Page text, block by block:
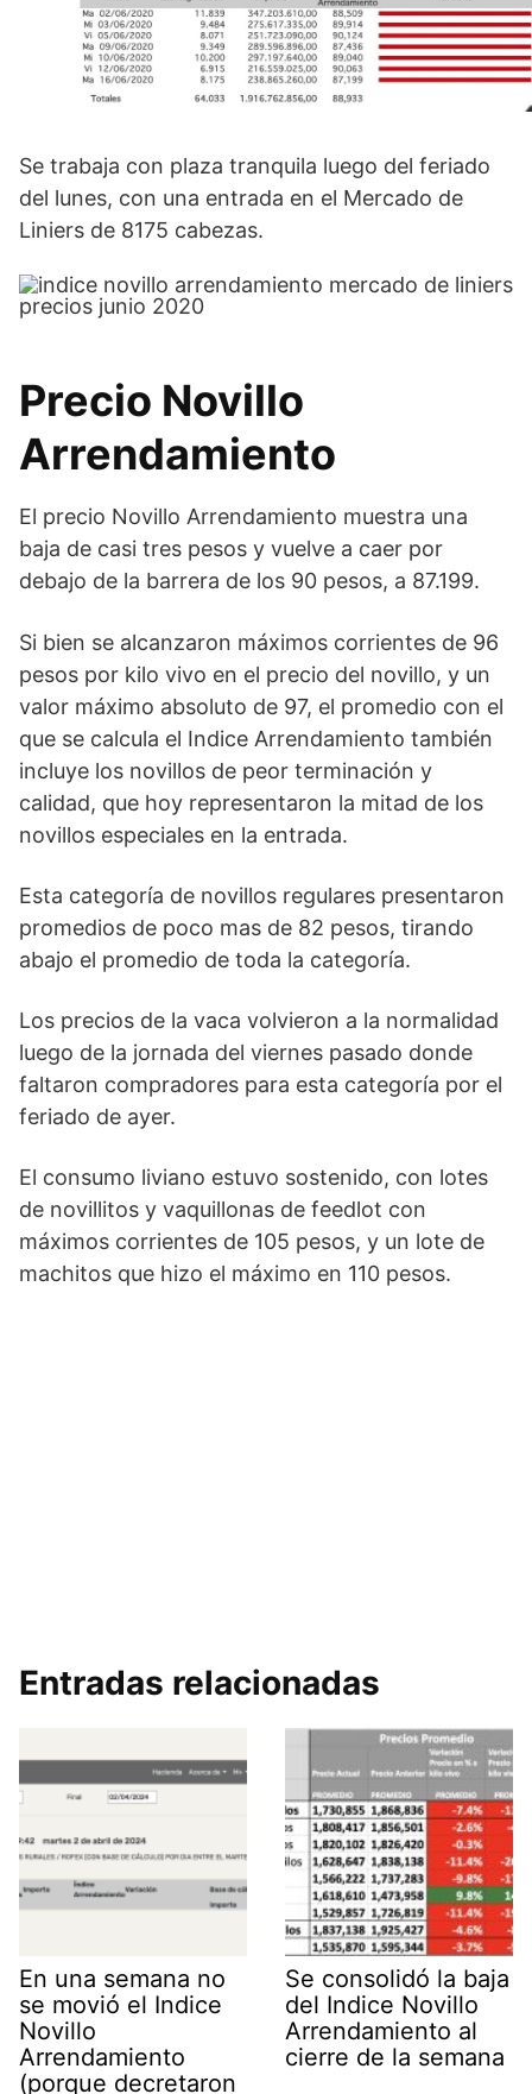
Se trabaja con plaza tranquila luego del feriado
del lunes, con una entrada en el Mercado de
Liniers de 8175 cabezas.
Precio Novillo
Arrendamiento
El precio Novillo Arrendamiento muestra una
baja de casi tres pesos y vuelve a caer por
debajo de la barrera de los 90 pesos, a 87.199.
Si bien se alcanzaron máximos corrientes de 96
pesos por kilo vivo en el precio del novillo, y un
valor máximo absoluto de 97, el promedio con el
que se calcula el Indice Arrendamiento también
incluye los novillos de peor terminación y
calidad, que hoy representaron la mitad de los
novillos especiales en la entrada.
Esta categoría de novillos regulares presentaron
promedios de poco mas de 82 pesos, tirando
abajo el promedio de toda la categoría.
Los precios de la vaca volvieron a la normalidad
luego de la jornada del viernes pasado donde
faltaron compradores para esta categoría por el
feriado de ayer.
El consumo liviano estuvo sostenido, con lotes
de novillitos y vaquillonas de feedlot con
máximos corrientes de 105 pesos, y un lote de
machitos que hizo el máximo en 110 pesos.
Entradas relacionadas
En una semana no
se movió el Indice
Novillo
Arrendamiento
(porque decretaron
Se consolidó la baja
del Indice Novillo
Arrendamiento al
cierre de la semana